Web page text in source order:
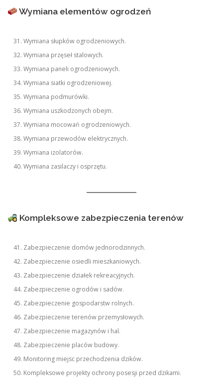
Wymiana elementów ogrodzeń
Wymiana słupków ogrodzeniowych.
Wymiana przęseł stalowych.
Wymiana paneli ogrodzeniowych.
Wymiana siatki ogrodzeniowej.
Wymiana podmurówki.
Wymiana uszkodzonych obejm.
Wymiana mocowań ogrodzeniowych.
Wymiana przewodów elektrycznych.
Wymiana izolatorów.
Wymiana zasilaczy i osprzętu.
Kompleksowe zabezpieczenia terenów
Zabezpieczenie domów jednorodzinnych.
Zabezpieczenie osiedli mieszkaniowych.
Zabezpieczenie działek rekreacyjnych.
Zabezpieczenie ogrodów i sadów.
Zabezpieczenie gospodarstw rolnych.
Zabezpieczenie terenów przemysłowych.
Zabezpieczenie magazynów i hal.
Zabezpieczenie placów budowy.
Monitoring miejsc przechodzenia dzików.
Kompleksowe projekty ochrony posesji przed dzikami.